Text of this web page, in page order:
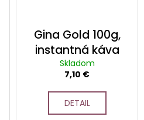
Gina Gold 100g,
instantná káva
Skladom
7,10 €
DETAIL